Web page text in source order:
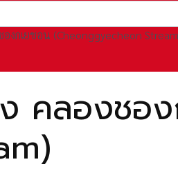
องกเยชอน (Cheonggyecheon
คลองชอ